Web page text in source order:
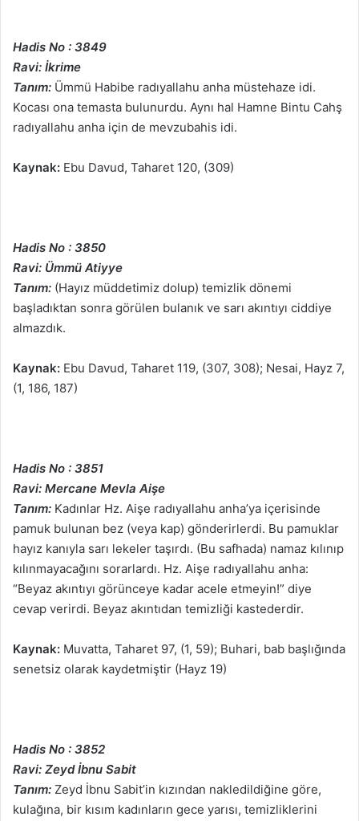
Hadis No : 3849
Ravi: İkrime
Tanım: Ümmü Habibe radıyallahu anha müstehaze idi.
Kocası ona temasta bulunurdu. Aynı hal Hamne Bintu Cahş
radıyallahu anha için de mevzubahis idi.
Kaynak: Ebu Davud, Taharet 120, (309)
Hadis No : 3850
Ravi: Ümmü Atiyye
Tanım: (Hayız müddetimiz dolup) temizlik dönemi
başladıktan sonra görülen bulanık ve sarı akıntıyı ciddiye
almazdık.
Kaynak: Ebu Davud, Taharet 119, (307, 308); Nesai, Hayz 7,
(1, 186, 187)
Hadis No : 3851
Ravi: Mercane Mevla Aişe
Tanım: Kadınlar Hz. Aişe radıyallahu anha’ya içerisinde
pamuk bulunan bez (veya kap) gönderirlerdi. Bu pamuklar
hayız kanıyla sarı lekeler taşırdı. (Bu safhada) namaz kılınıp
kılınmayacağını sorarlardı. Hz. Aişe radıyallahu anha:
“Beyaz akıntıyı görünceye kadar acele etmeyin!” diye
cevap verirdi. Beyaz akıntıdan temizliği kastederdir.
Kaynak: Muvatta, Taharet 97, (1, 59); Buhari, bab başlığında
senetsiz olarak kaydetmiştir (Hayz 19)
Hadis No : 3852
Ravi: Zeyd İbnu Sabit
Tanım: Zeyd İbnu Sabit’in kızından nakledildiğine göre,
kulağına, bir kısım kadınların gece yarısı, temizliklerini